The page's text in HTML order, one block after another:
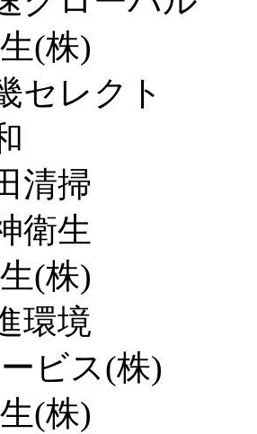
(株)
セレクト
清掃
衛生
(株)
環境
ビス(株)
(株)